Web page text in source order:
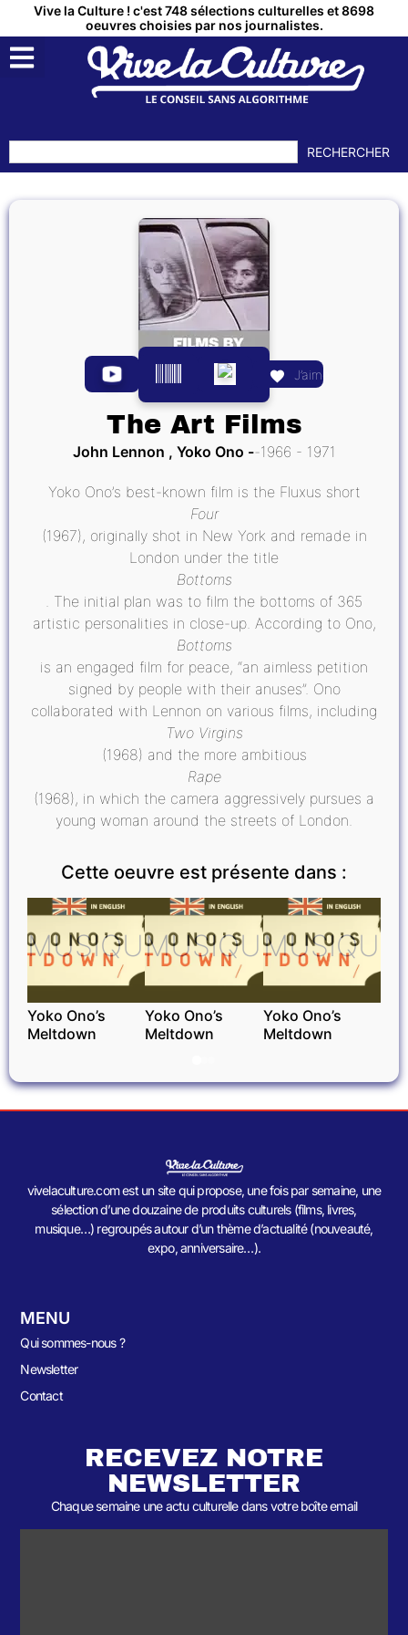
Vive la Culture ! c'est 748 sélections culturelles et 8698
oeuvres choisies par nos journalistes.
RECHERCHER
J’aime
The Art Films
John Lennon , Yoko Ono 1966 - 1971
Yoko Ono’s best-known film is the Fluxus short
Four
(1967), originally shot in New York and remade in
London under the title
Bottoms
. The initial plan was to film the bottoms of 365
artistic personalities in close-up. According to Ono,
Bottoms
is an engaged film for peace, “an aimless petition
signed by people with their anuses”. Ono
collaborated with Lennon on various films, including
Two Virgins
(1968) and the more ambitious
Rape
(1968), in which the camera aggressively pursues a
young woman around the streets of London.
Cette oeuvre est présente dans :
MUSIQUE
Yoko Ono’s
Meltdown
MUSIQUE
Yoko Ono’s
Meltdown
MUSIQUE
Yoko Ono’s
Meltdown
vivelaculture.com est un site qui propose, une fois par semaine, une
sélection d’une douzaine de produits culturels (films, livres,
musique…) regroupés autour d’un thème d’actualité (nouveauté,
expo, anniversaire…).
MENU
Qui sommes-nous ?
Newsletter
Contact
RECEVEZ NOTRE
NEWSLETTER
Chaque semaine une actu culturelle dans votre boîte email